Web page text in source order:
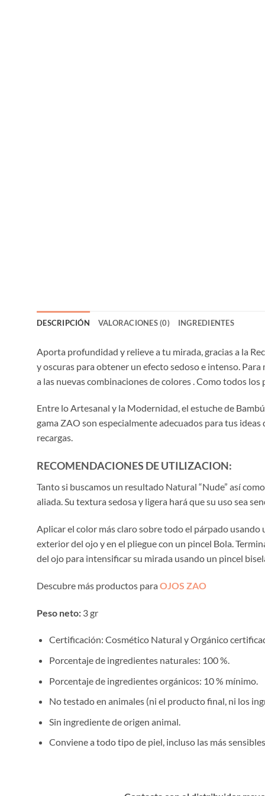
DESCRIPCIÓN VALORACIONES (0) INGREDIENTES
Aporta profundidad y relieve a tu mirada, gracias a la
y oscuras para obtener un efecto sedoso e intenso.
a las nuevas combinaciones de colores . Como todos
Entre lo Artesanal y la Modernidad, el estuche de
gama ZAO son especialmente adecuados para tus
recargas.
RECOMENDACIONES DE UTILIZACION:
Tanto si buscamos un resultado Natural “Nude” así
aliada. Su textura sedosa y ligera hará que su uso sea
Aplicar el color más claro sobre todo el párpado
exterior del ojo y en el pliegue con un pincel Bola.
del ojo para intensificar su mirada usando un pincel
Descubre más productos para OJOS ZAO
Peso neto: 3 gr
Certificación: Cosmético Natural y Orgánico
Porcentaje de ingredientes naturales: 100 %.
Porcentaje de ingredientes orgánicos: 10 % mínimo.
No testado en animales (ni el producto final, ni los
Sin ingrediente de origen animal.
Conviene a todo tipo de piel, incluso las más